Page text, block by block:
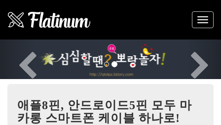
애플8핀, 안드로이드5핀 모두 마
카롱 스마트폰 케이블 하나로!